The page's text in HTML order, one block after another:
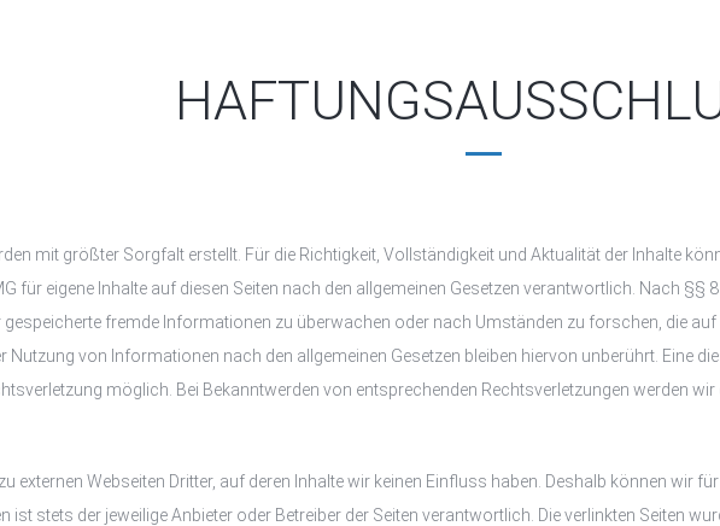
mit größter Sorgfalt erstellt. Für die Richtigkeit, Vollständigkeit und Aktualität der Inhalte
für eigene Inhalte auf diesen Seiten nach den allgemeinen Gesetzen verantwortlich. Nach §§
fremde Informationen zu überwachen oder nach Umständen zu forschen, die
Nutzung von Informationen nach den allgemeinen Gesetzen bleiben hiervon unberührt. Eine
möglich. Bei Bekanntwerden von entsprechenden Rechtsverletzungen werden wir
externen Webseiten Dritter, auf deren Inhalte wir keinen Einfluss haben. Deshalb können wir
ist stets der jeweilige Anbieter oder Betreiber der Seiten verantwortlich. Die verlinkten Seiten